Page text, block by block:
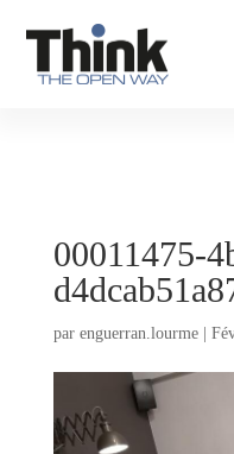
00011475-
par enguerran.lourme|